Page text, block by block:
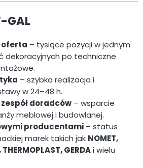
GAL
oferta – tysiące pozycji w jednym
dekoracyjnych po techniczne
– szybka realizacja i
w 24–48 h.
doradców – wsparcie
meblowej i budowlanej.
producentami – status
marek takich jak NOMET,
GERDAi wielu